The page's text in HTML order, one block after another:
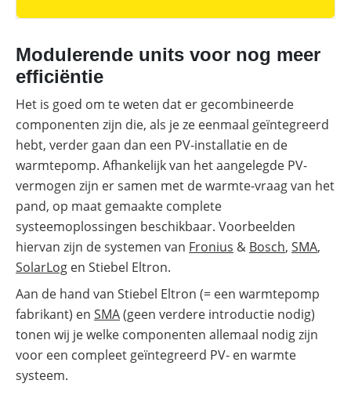
Modulerende units voor nog meer
efficiëntie
Het is goed om te weten dat er gecombineerde
componenten zijn die, als je ze eenmaal geïntegreerd
hebt, verder gaan dan een PV-installatie en de
warmtepomp. Afhankelijk van het aangelegde PV-
vermogen zijn er samen met de warmte-vraag van het
pand, op maat gemaakte complete
systeemoplossingen beschikbaar. Voorbeelden
hiervan zijn de systemen van Fronius & Bosch, SMA,
SolarLog en Stiebel Eltron.
Aan de hand van Stiebel Eltron (= een warmtepomp
fabrikant) en SMA(geen verdere introductie nodig)
tonen wij je welke componenten allemaal nodig zijn
voor een compleet geïntegreerd PV- en warmte
systeem.